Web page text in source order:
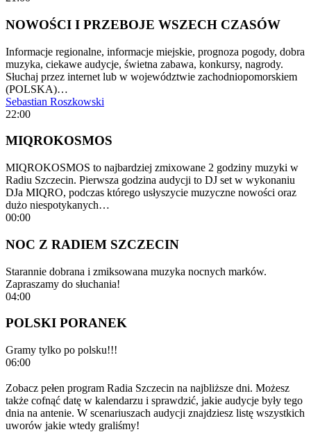
NOWOŚCI I PRZEBOJE WSZECH CZASÓW
Informacje regionalne, informacje miejskie, prognoza pogody, dobra
muzyka, ciekawe audycje, świetna zabawa, konkursy, nagrody.
Słuchaj przez internet lub w województwie zachodniopomorskiem
(POLSKA)…
Sebastian Roszkowski
22:00
MIQROKOSMOS
MIQROKOSMOS to najbardziej zmixowane 2 godziny muzyki w
Radiu Szczecin. Pierwsza godzina audycji to DJ set w wykonaniu
DJa MIQRO, podczas którego usłyszycie muzyczne nowości oraz
dużo niespotykanych…
00:00
NOC Z RADIEM SZCZECIN
Starannie dobrana i zmiksowana muzyka nocnych marków.
Zapraszamy do słuchania!
04:00
POLSKI PORANEK
Gramy tylko po polsku!!!
06:00
Zobacz pełen program Radia Szczecin na najbliższe dni. Możesz
także cofnąć datę w kalendarzu i sprawdzić, jakie audycje były tego
dnia na antenie. W scenariuszach audycji znajdziesz listę wszystkich
uworów jakie wtedy graliśmy!